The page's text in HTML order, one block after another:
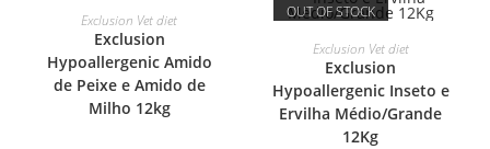
PROMO
VER PRODUTO
Exclusion Vet diet
Exclusion
Hypoallergenic Amido
de Peixe e Amido de
Milho 12kg
OUT OF STOCK
VER PRODUTO
Exclusion Vet diet
Exclusion
Hypoallergenic Inseto e
Ervilha Médio/Grande
12Kg